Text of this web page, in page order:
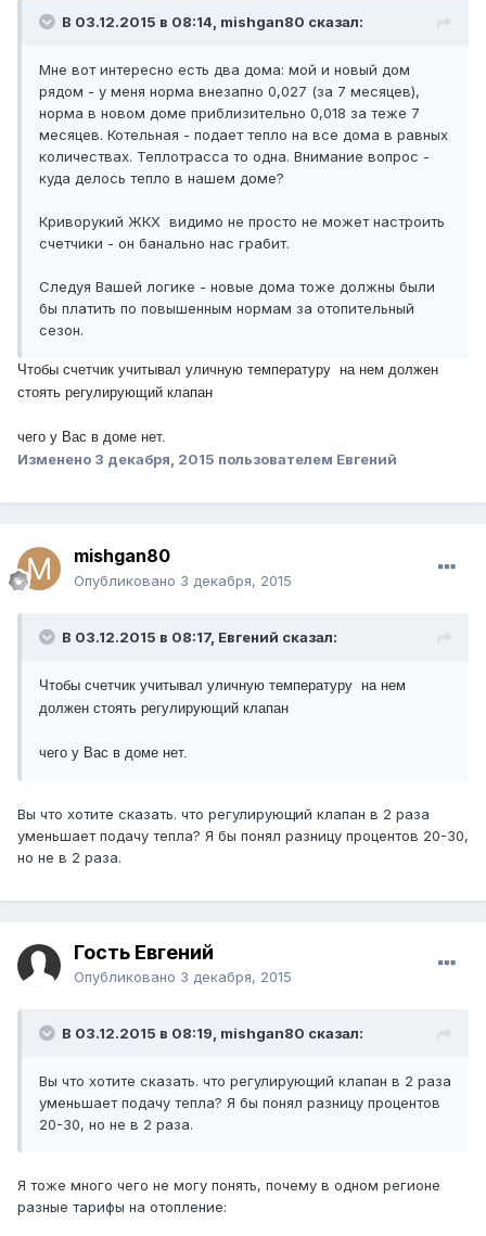
В 03.12.2015 в 08:14, mishgan80 сказал:
Мне вот интересно есть два дома: мой и новый дом
рядом - у меня норма внезапно 0,027 (за 7 месяцев),
норма в новом доме приблизительно 0,018 за теже 7
месяцев. Котельная - подает тепло на все дома в равных
количествах. Теплотрасса то одна. Внимание вопрос -
куда делось тепло в нашем доме?
Криворукий ЖКХ видимо не просто не может настроить
счетчики - он банально нас грабит.
Следуя Вашей логике - новые дома тоже должны были
бы платить по повышенным нормам за отопительный
сезон.
Чтобы счетчик учитывал уличную температуру на нем должен
стоять регулирующий клапан
чего у Вас в доме нет.
Изменено 3 декабря, 2015 пользователем Евгений
mishgan80
Опубликовано 3 декабря, 2015
В 03.12.2015 в 08:17, Евгений сказал:
Чтобы счетчик учитывал уличную температуру на нем
должен стоять регулирующий клапан
чего у Вас в доме нет.
Вы что хотите сказать. что регулирующий клапан в 2 раза
уменьшает подачу тепла? Я бы понял разницу процентов 20-30,
но не в 2 раза.
Гость Евгений
Опубликовано 3 декабря, 2015
В 03.12.2015 в 08:19, mishgan80 сказал:
Вы что хотите сказать. что регулирующий клапан в 2 раза
уменьшает подачу тепла? Я бы понял разницу процентов
20-30, но не в 2 раза.
Я тоже много чего не могу понять, почему в одном регионе
разные тарифы на отопление: